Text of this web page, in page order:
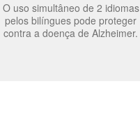
O uso simultâneo de 2 idiomas
pelos bilíngues pode proteger
contra a doença de Alzheimer.